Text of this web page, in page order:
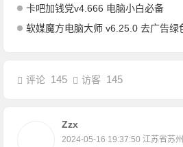
卡吧加钱党v4.666 电脑小白必备
软媒魔方电脑大师 v6.25.0 去广告绿
评论 145 访客 145
Zzx
2024-05-16 19:37:50 江苏省苏